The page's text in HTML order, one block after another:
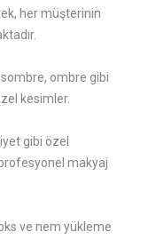
her müşterinin
ombre gibi
kesimler.
gibi özel
makyaj
ve nem yükleme